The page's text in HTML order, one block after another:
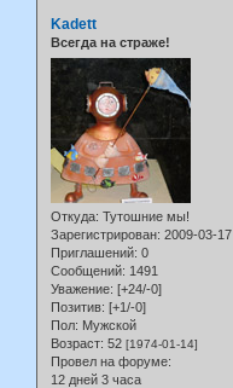
Kadett
Всегда на страже!
Откуда: Тутошние мы!
Зарегистрирован: 2009-03-17
Приглашений: 0
Сообщений: 1491
Уважение: [+24/-0]
Позитив: [+1/-0]
Пол: Мужской
Возраст: 52 [1974-01-14]
Провел на форуме:
12 дней 3 часа